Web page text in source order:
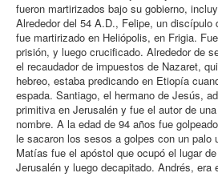
fueron martirizados bajo su gobierno,
Alrededor del 54 A.D., Felipe, un discípulo
fue martirizado en Heliópolis, en Frigia.
prisión, y luego crucificado. Alrededor de
el recaudador de impuestos de Nazaret,
hebreo, estaba predicando en Etiopía
espada. Santiago, el hermano de Jesús,
primitiva en Jerusalén y fue el autor de
nombre. A la edad de 94 años fue
le sacaron los sesos a golpes con un palo
Matías fue el apóstol que ocupó el lugar
Jerusalén y luego decapitado. Andrés, era